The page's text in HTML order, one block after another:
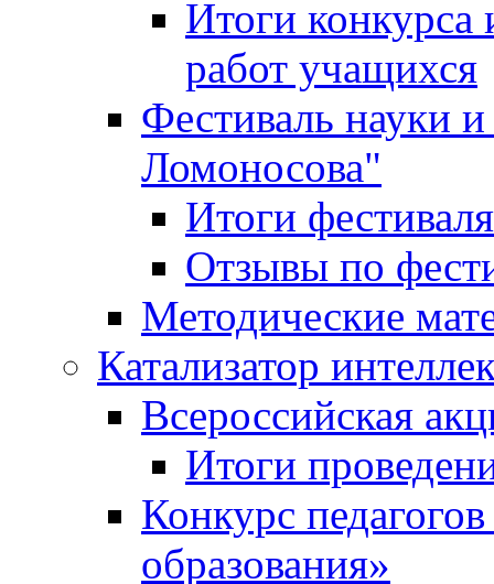
Итоги конкурса
работ учащихся
Фестиваль науки
Ломоносова"
Итоги фестиваля
Отзывы по
Методические
Катализатор
Всероссийская
Итоги
Конкурс
образования»